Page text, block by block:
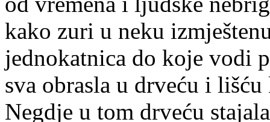
kako zuri u neku
jednokatnica do koje vodi
sva obrasla u drveću i
Negdje u tom drveću